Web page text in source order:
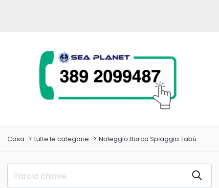
Casa tutte le categorie Noleggio Barca Spiaggia Tabù